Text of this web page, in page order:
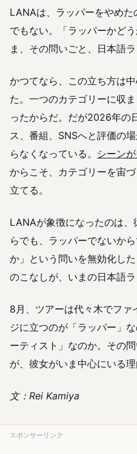
LANAは、ラッパーをやめ
でもない。「ラッパーかど
ま、その問いごと、日本語
かつてなら、この立ち方は
た。一つのカテゴリーに収
ったからだ。だが2026年の
ス、番組、SNSへと評価の
らなくなっている。 シーン
からこそ、カテゴリーを宙
立てる。
LANAが象徴になったのは
らでも、ラッパーでないか
か」という問いを無効化し
のこなしが、いまの日本語
8月、ツアーは代々木でファ
ジに立つのが「ラッパー」
ーティスト」なのか。その
が、彼女がいま中心にいる理
文：Rei Kamiya
スポンサーリンク